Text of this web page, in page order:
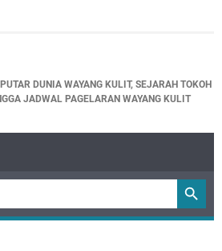
DUNIA WAYANG KULIT, SEJARAH TOKOH
JADWAL PAGELARAN WAYANG KULIT